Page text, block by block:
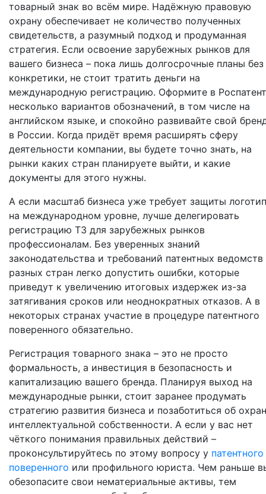
товарный знак во всём мире. Надёжную правовую
охрану обеспечивает не количество полученных
свидетельств, а разумный подход и продуманная
стратегия. Если освоение зарубежных рынков для
вашего бизнеса – пока лишь долгосрочные планы без
конкретики, не стоит тратить деньги на
международную регистрацию. Оформите в
несколько вариантов обозначений, в том числе на
английском языке, и спокойно развивайте свой
в России. Когда придёт время расширять сферу
деятельности компании, вы будете точно знать, на
рынки каких стран планируете выйти, и какие
документы для этого нужны.
А если масштаб бизнеса уже требует защиты
на международном уровне, лучше делегировать
регистрацию ТЗ для зарубежных рынков
профессионалам. Без уверенных знаний
законодательства и требований патентных ведомств
разных стран легко допустить ошибки, которые
приведут к увеличению итоговых издержек из-за
затягивания сроков или неоднократных отказов. А в
некоторых странах участие в процедуре патентного
поверенного обязательно.
Регистрация товарного знака – это не просто
формальность, а инвестиция в безопасность и
капитализацию вашего бренда. Планируя выход на
международные рынки, стоит заранее продумать
стратегию развития бизнеса и позаботиться об
интеллектуальной собственности. А если у вас нет
чёткого понимания правильных действий –
проконсультируйтесь по этому вопросу у патентного
поверенного или профильного юриста. Чем раньше
обезопасите свои нематериальные активы, тем